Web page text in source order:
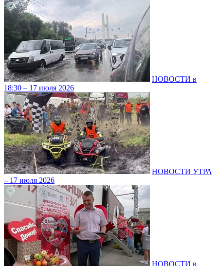
НОВОСТИ в
18:30 – 17 июля 2026
НОВОСТИ УТРА
– 17 июля 2026
НОВОСТИ в